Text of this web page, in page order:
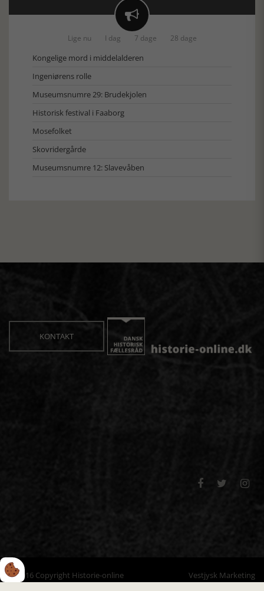

Lige nu I dag 7 dage 28 dage
Kongelige mord i middelalderen
Ingeniørens rolle
Museumsnumre 29: Brudekjolen
Historisk festival i Faaborg
Mosefolket
Skovridergårde
Museumsnumre 12: Slavevåben
KONTAKT
  
© 2016 Copyright Historie-online Vestjysk Marketing